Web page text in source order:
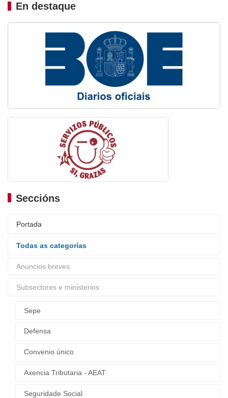
En destaque
Seccións
Portada
Todas as categorías
Anuncios breves
Subsectores e ministerios
Sepe
Defensa
Convenio único
Axencia Tributaria - AEAT
Seguridade Social